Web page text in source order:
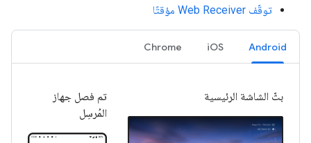
توقّف Web Receiver مؤقتًا
Android
iOS
Chrome
تم فصل جهاز
المُرسِل
بثّ الشاشة الرئيسية